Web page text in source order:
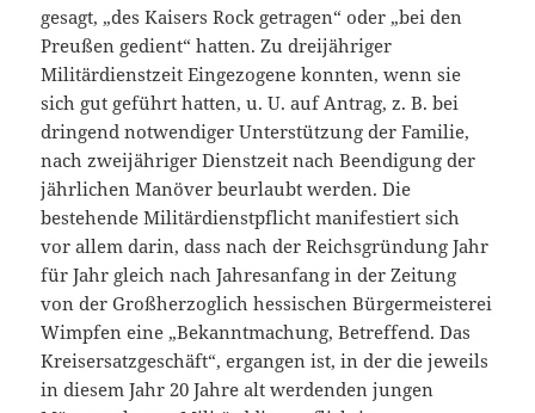
gesagt, „des Kaisers Rock getragen“ oder „bei den
Preußen gedient“ hatten. Zu dreijähriger
Militärdienstzeit Eingezogene konnten, wenn sie
sich gut geführt hatten, u. U. auf Antrag, z. B. bei
dringend notwendiger Unterstützung der Familie,
nach zweijähriger Dienstzeit nach Beendigung der
jährlichen Manöver beurlaubt werden. Die
bestehende Militärdienstpflicht manifestiert sich
vor allem darin, dass nach der Reichsgründung Jahr
für Jahr gleich nach Jahresanfang in der Zeitung
von der Großherzoglich hessischen Bürgermeisterei
Wimpfen eine „Bekanntmachung, Betreffend. Das
Kreisersatzgeschäft“, ergangen ist, in der die jeweils
in diesem Jahr 20 Jahre alt werdenden jungen